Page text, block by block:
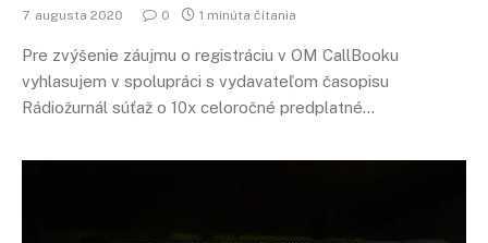
7. augusta 2020 0 1 minúta čítania
Pre zvýšenie záujmu o registráciu v OM CallBooku
vyhlasujem v spolupráci s vydavateľom časopisu
Rádiožurnál súťaž o 10x celoročné predplatné…